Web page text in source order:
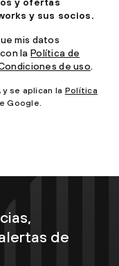
y sus socios.
mis datos
laPolítica de
de uso.
se aplican la Política
Google.
de